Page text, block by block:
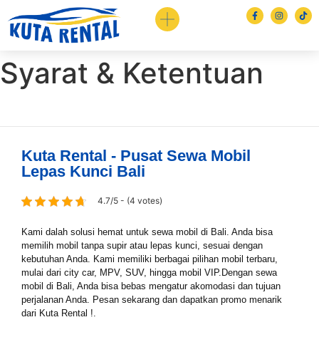
Syarat & Ketentuan
Kuta Rental - Pusat Sewa Mobil
Lepas Kunci Bali
4.7/5 - (4 votes)
Kami dalah solusi hemat untuk sewa mobil di Bali. Anda bisa
memilih mobil tanpa supir atau lepas kunci, sesuai dengan
kebutuhan Anda. Kami memiliki berbagai pilihan mobil terbaru,
mulai dari city car, MPV, SUV, hingga mobil VIP.Dengan sewa
mobil di Bali, Anda bisa bebas mengatur akomodasi dan tujuan
perjalanan Anda. Pesan sekarang dan dapatkan promo menarik
dari Kuta Rental !.
Pilih Mobil*
Tipe Sewa*